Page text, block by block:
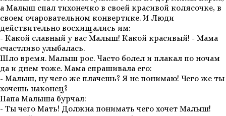
а Малыш спал тихонечко в своей красивой колясочке, в
своем очаровательном конвертике. И Люди
действительно восхищались им:
- Какой славный у вас Малыш! Какой красивый! - Мама
счастливо улыбалась.
Шло время. Малыш рос. Часто болел и плакал по ночам
да и днем тоже. Мама спрашивала его:
- Малыш, ну чего же плачешь? Я не понимаю! Чего же ты
хочешь наконец?
Папа Малыша бурчал:
- Ты чего Мать! Должна понимать чего хочет Малыш!